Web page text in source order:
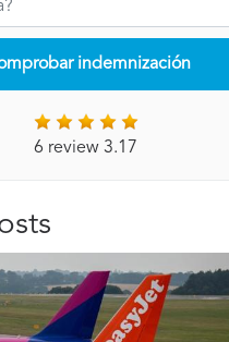
indemnización
6 review 3.17